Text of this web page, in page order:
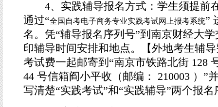
4、实践辅导报名方式：学生须提前
通过“全国自考电子商务专业实践考试网上报考系统”
名。凭“辅导报名序列号”到南京财经大
印辅导时间安排和地点。【外地考生辅
考试费一起邮寄到“南京市铁路北街 128
44 号信箱阎小平收（邮编： 210003 ）”
写清楚“实践考试”和“实践辅导”两个报